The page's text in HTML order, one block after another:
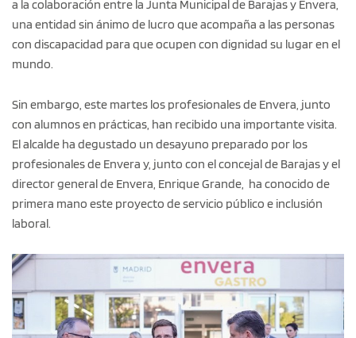
a la colaboración entre la Junta Municipal de Barajas y Envera,
una entidad sin ánimo de lucro que acompaña a las personas
con discapacidad para que ocupen con dignidad su lugar en el
mundo.
Sin embargo, este martes los profesionales de Envera, junto
con alumnos en prácticas, han recibido una importante visita.
El alcalde ha degustado un desayuno preparado por los
profesionales de Envera y, junto con el concejal de Barajas y el
director general de Envera, Enrique Grande, ha conocido de
primera mano este proyecto de servicio público e inclusión
laboral.